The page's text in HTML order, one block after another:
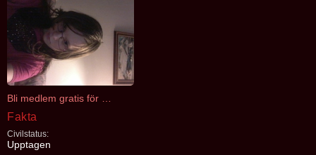
Fakta
Civilstatus:
Upptagen